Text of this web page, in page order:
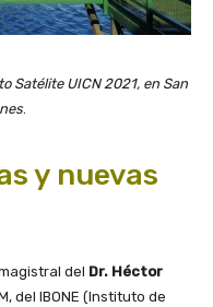
Satélite UICN 2021, en San
.
y nuevas
del Dr. Héctor
del IBONE (Instituto de